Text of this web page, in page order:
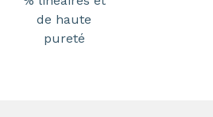
de haute
pureté